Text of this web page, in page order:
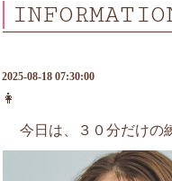
2025-08-18 07:30:00
👩
今日は、３０分だけの